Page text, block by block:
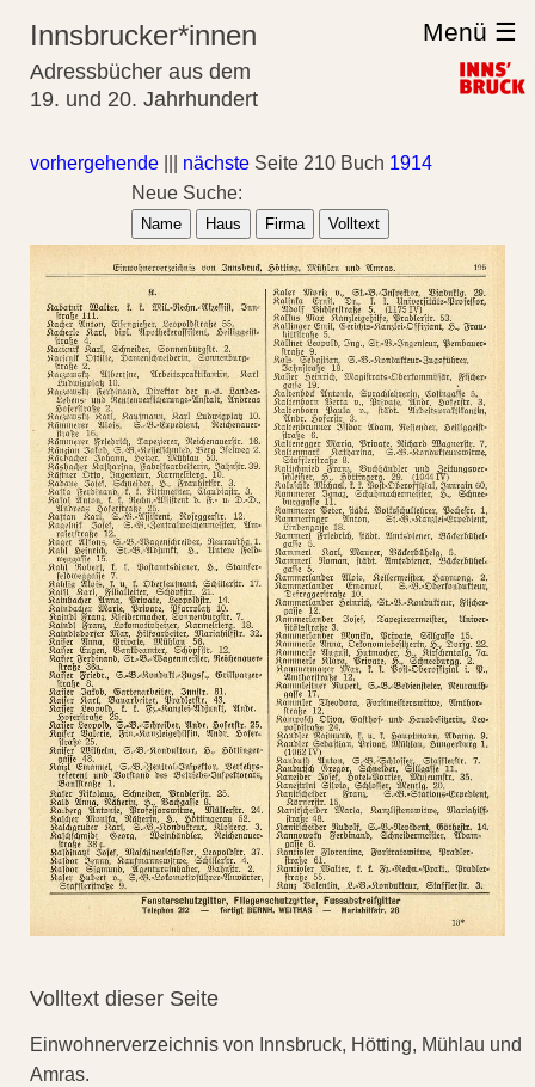
Innsbrucker*innen
Adressbücher aus dem
19. und 20. Jahrhundert
Menü ☰
vorhergehende nächste Seite 210 Buch 1914
Neue Suche:
Name Haus Firma Volltext
Volltext dieser Seite
Einwohnerverzeichnis von Innsbruck, Hötting, Mühlau und
Amras.